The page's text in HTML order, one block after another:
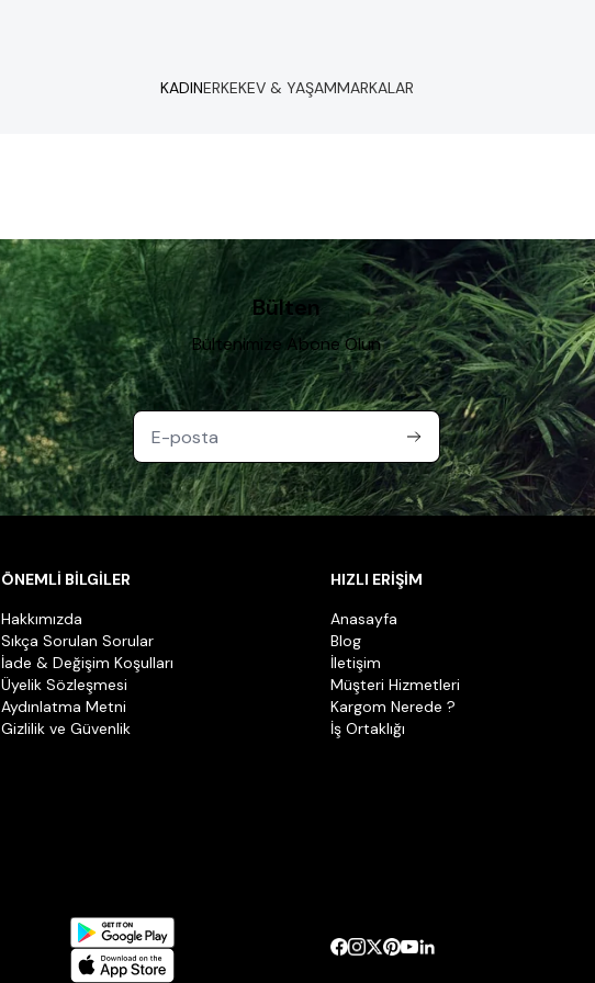
KADINERKEKEV & YAŞAMMARKALAR
Bülten
Bültenimize Abone Olun
ÖNEMLİ BİLGİLER
Hakkımızda
Sıkça Sorulan Sorular
İade & Değişim Koşulları
Üyelik Sözleşmesi
Aydınlatma Metni
Gizlilik ve Güvenlik
HIZLI ERİŞİM
Anasayfa
Blog
İletişim
Müşteri Hizmetleri
Kargom Nerede ?
İş Ortaklığı